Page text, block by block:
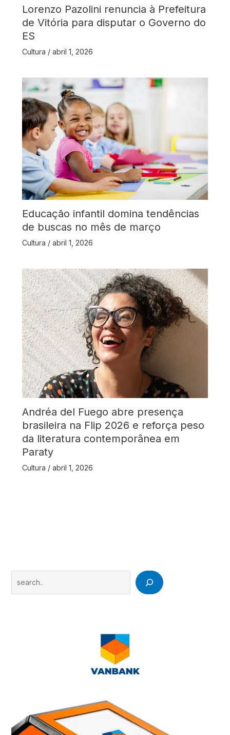
Lorenzo Pazolini renuncia à Prefeitura
de Vitória para disputar o Governo do
ES
Cultura / abril 1, 2026
Educação infantil domina tendências
de buscas no mês de março
Cultura / abril 1, 2026
Andréa del Fuego abre presença
brasileira na Flip 2026 e reforça peso
da literatura contemporânea em
Paraty
Cultura / abril 1, 2026